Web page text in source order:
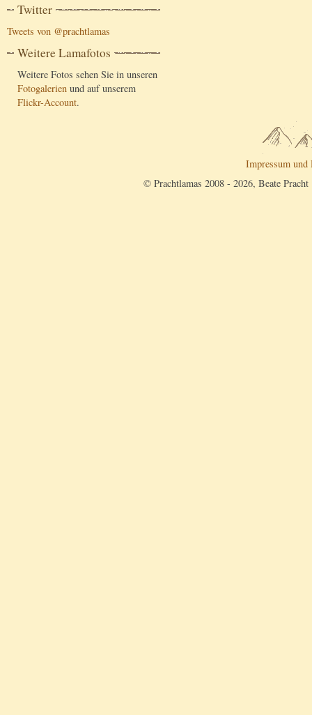
Twitter
Tweets von @prachtlamas
Weitere Lamafotos
Weitere Fotos sehen Sie in unseren
Fotogalerien und auf unserem
Flickr-Account.
Impressum und
© Prachtlamas 2008 - 2026, Beate Pracht